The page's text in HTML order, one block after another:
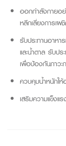
ออกกำลังกายอย่
หลีกเลี่ยงการเผ
รับประทานอาหา
และน้ำตาล รับป
เพื่อป้องกันภาวะ
ควบคุมน้ำหนักใ
เสริมความแข็งแ